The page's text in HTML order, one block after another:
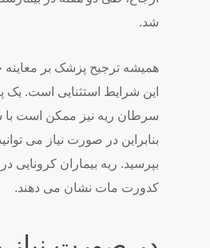
شد.
همیشه ترجیح پزشک بر
این شرایط استثنایی است.
سرطان ریه نیز ممکن است با
بنابراین در صورت نیاز می
بپرسید. ریه بیماران
کدورت مات نشان می دهند.